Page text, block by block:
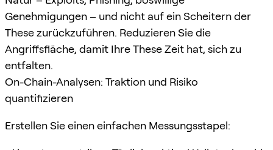
Genehmigungen – und nicht auf ein Scheitern der
These zurückzuführen. Reduzieren Sie die
Angriffsfläche, damit Ihre These Zeit hat, sich zu
entfalten.
On-Chain-Analysen: Traktion und Risiko
quantifizieren
Erstellen Sie einen einfachen Messungsstapel: